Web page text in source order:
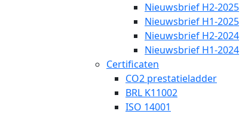
Nieuwsbrief H2-2025
Nieuwsbrief H1-2025
Nieuwsbrief H2-2024
Nieuwsbrief H1-2024
Certificaten
CO2 prestatieladder
BRL K11002
ISO 14001